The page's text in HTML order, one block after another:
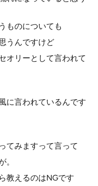
ものについても
うんですけど
オリーとして言われて
に言われているんです
てみますって言って
。
教えるのはNGです